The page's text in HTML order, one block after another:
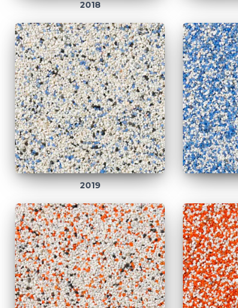
2018
2019